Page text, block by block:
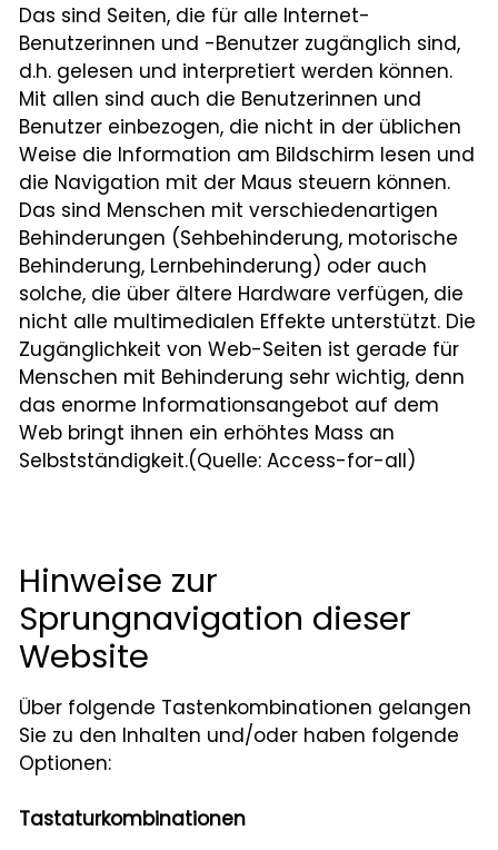
Startseite
Aktuelles
Online-Schalter
Kontakt
Login
Das sind Seiten, die für alle Internet-
Benutzerinnen und -Benutzer zugänglich sind,
d.h. gelesen und interpretiert werden können.
Mit allen sind auch die Benutzerinnen und
Benutzer einbezogen, die nicht in der üblichen
Weise die Information am Bildschirm lesen und
die Navigation mit der Maus steuern können.
Das sind Menschen mit verschiedenartigen
Behinderungen (Sehbehinderung, motorische
Behinderung, Lernbehinderung) oder auch
solche, die über ältere Hardware verfügen, die
nicht alle multimedialen Effekte unterstützt. Die
Zugänglichkeit von Web-Seiten ist gerade für
Menschen mit Behinderung sehr wichtig, denn
das enorme Informationsangebot auf dem
Web bringt ihnen ein erhöhtes Mass an
Selbstständigkeit.(Quelle: Access-for-all)
Hinweise zur
Sprungnavigation dieser
Website
Über folgende Tastenkombinationen gelangen
Sie zu den Inhalten und/oder haben folgende
Optionen:
Tastaturkombinationen